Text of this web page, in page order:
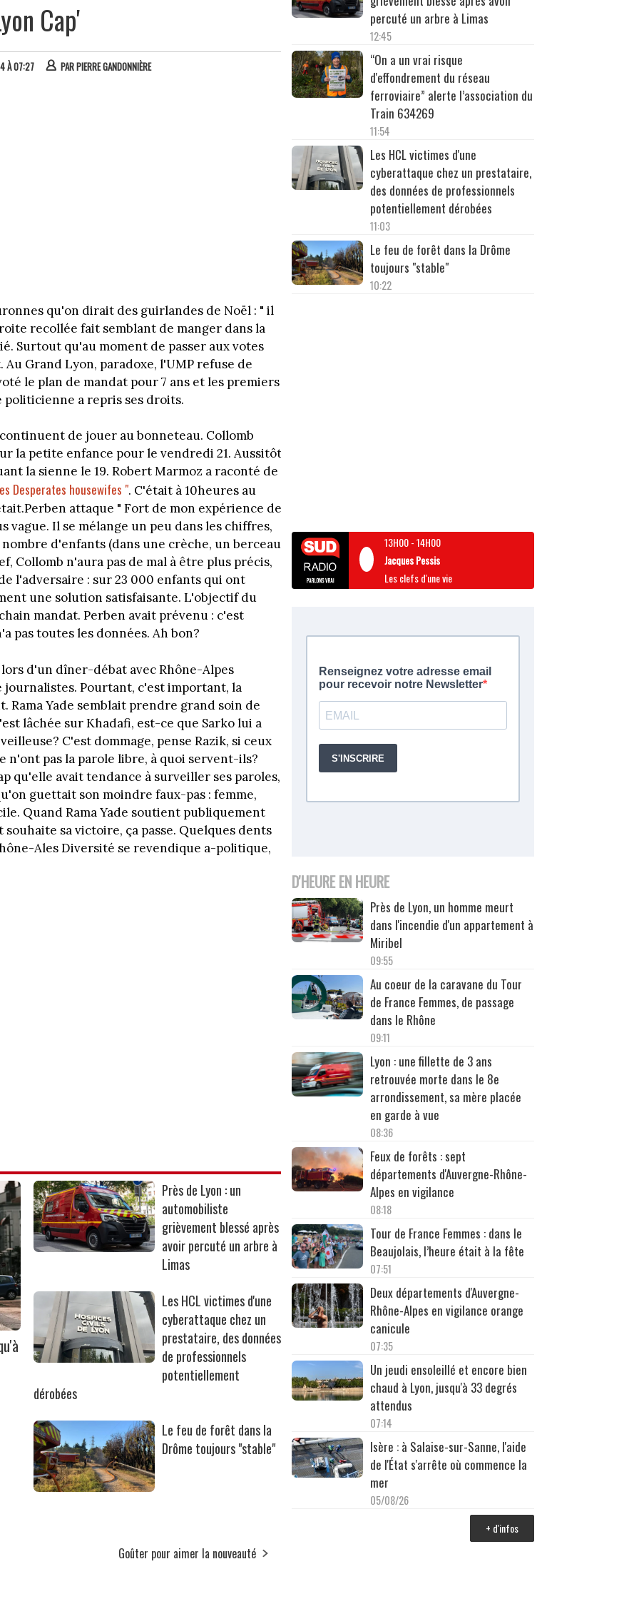
Cap'
À 07:27 PARPIERRE GANDONNIÈRE
qu'on dirait des guirlandes de Noël : " il
recollée fait semblant de manger dans la
Surtout qu'au moment de passer aux votes
Grand Lyon, paradoxe, l'UMP refuse de
le plan de mandat pour 7 ans et les premiers
politicienne a repris ses droits.
de jouer au bonneteau. Collomb
la petite enfance pour le vendredi 21. Aussitôt
la sienne le 19. Robert Marmoz a raconté de
Desperates housewifes ". C'était à 10heures au
attaque " Fort de mon expérience de
vague. Il se mélange un peu dans les chiffres,
d'enfants (dans une crèche, un berceau
Collomb n'aura pas de mal à être plus précis,
l'adversaire : sur 23 000 enfants qui ont
une solution satisfaisante. L'objectif du
mandat. Perben avait prévenu : c'est
pas toutes les données. Ah bon?
d'un dîner-débat avec Rhône-Alpes
journalistes. Pourtant, c'est important, la
Rama Yade semblait prendre grand soin de
lâchée sur Khadafi, est-ce que Sarko lui a
C'est dommage, pense Razik, si ceux
n'ont pas la parole libre, à quoi servent-ils?
qu'elle avait tendance à surveiller ses paroles,
guettait son moindre faux-pas : femme,
Quand Rama Yade soutient publiquement
sa victoire, ça passe. Quelques dents
Ales Diversité se revendique a-politique,
Près de Lyon : un
automobiliste
grièvement blessé après
avoir percuté un arbre à
Limas
Les HCL victimes d'une
cyberattaque chez un
prestataire, des données
de professionnels
potentiellement
dérobées
Le feu de forêt dans la
Drôme toujours "stable"
Goûter pour aimer la nouveauté
percuté un arbre à Limas
12:45
“On a un vrai risque
d'effondrement du réseau
ferroviaire” alerte l’association du
Train 634269
11:54
Les HCL victimes d'une
cyberattaque chez un prestataire,
des données de professionnels
potentiellement dérobées
11:03
Le feu de forêt dans la Drôme
toujours "stable"
10:22
13H00-14H00
Jacques Pessis
Les clefs d'une vie
D'HEURE EN HEURE
Près de Lyon, un homme meurt
dans l'incendie d'un appartement à
Miribel
09:55
Au coeur de la caravane du Tour
de France Femmes, de passage
dans le Rhône
09:11
Lyon : une fillette de 3 ans
retrouvée morte dans le 8e
arrondissement, sa mère placée
en garde à vue
08:36
Feux de forêts : sept
départements d'Auvergne-Rhône-
Alpes en vigilance
08:18
Tour de France Femmes : dans le
Beaujolais, l’heure était à la fête
07:51
Deux départements d'Auvergne-
Rhône-Alpes en vigilance orange
canicule
07:35
Un jeudi ensoleillé et encore bien
chaud à Lyon, jusqu'à 33 degrés
attendus
07:14
Isère : à Salaise-sur-Sanne, l'aide
de l'État s'arrête où commence la
mer
05/08/26
+ d'infos